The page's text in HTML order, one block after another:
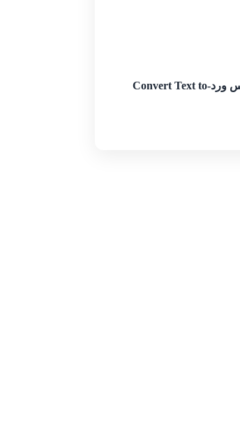
تبدیل متن به جدول و بلعکس ورد-Convert Text to